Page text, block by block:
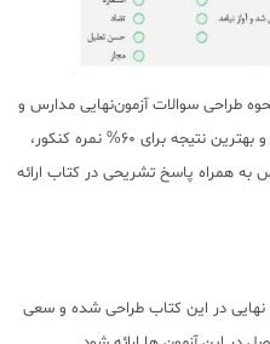
طراحی سوالات آزمون‌نهایی مدارس و
تحقق موفقیت شما در ترمیم و ارتقا معدل و بهترین نتیجه برای 60% نمره کنکور،
به همراه پاسخ تشریحی در کتاب ارائه
در این کتاب طراحی شده و سعی